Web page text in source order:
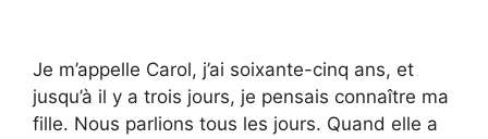
Je m’appelle Carol, j’ai soixante-cinq ans, et
jusqu’à il y a trois jours, je pensais connaître ma
fille. Nous parlions tous les jours. Quand elle a